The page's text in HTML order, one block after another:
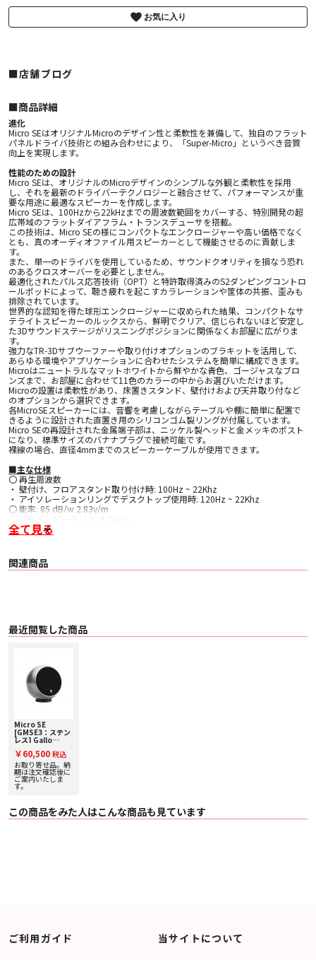
お気に入り
■店舗ブログ
■︎商品詳細
進化
Micro SEはオリジナルMicroのデザイン性と柔軟性を兼備して、独自のフラット
パネルドライバ技術との組み合わせにより、「Super-Micro」というべき音質
向上を実現します。
性能のための設計
Micro SEは、オリジナルのMicroデザインのシンプルな外観と柔軟性を採用
し、それを最新のドライバーテクノロジーと融合させて、パフォーマンスが重
要な用途に最適なスピーカーを作成します。
Micro SEは、100Hzから22kHzまでの周波数範囲をカバーする、特別開発の超
広帯域のフラットダイアフラム・トランスデューサを搭載。
この技術は、Micro SEの様にコンパクトなエンクロージャーや高い価格でなく
とも、真のオーディオファイル用スピーカーとして機能させるのに貢献しま
す。
また、単一のドライバを使用しているため、サウンドクオリティを損なう恐れ
のあるクロスオーバーを必要としません。
最適化されたパルス応答技術（OPT）と特許取得済みのS2ダンピングコントロ
ールポッドによって、聴き疲れを起こすカラレーションや筐体の共振、歪みも
排除されています。
世界的な認知を得た球形エンクロージャーに収められた結果、コンパクトなサ
テライトスピーカーのルックスから、鮮明でクリア、信じられないほど安定し
た3Dサウンドステージがリスニングポジションに関係なくお部屋に広がりま
す。
強力なTR-3Dサブウーファーや取り付けオプションのブラキットを活用して、
あらゆる環境やアプリケーションに合わせたシステムを簡単に構成できます。
Microはニュートラルなマットホワイトから鮮やかな青色、ゴージャスなブロ
ンズまで、お部屋に合わせて11色のカラーの中からお選びいただけます。
Microの設置は柔軟性があり、床置きスタンド、壁付けおよび天井取り付など
のオプションから選択できます。
各MicroSEスピーカーには、音響を考慮しながらテーブルや棚に簡単に配置で
きるように設計された直置き用のシリコンゴム製リングが付属しています。
Micro SEの再設計された金属端子部は、ニッケル製ヘッドと金メッキのポスト
になり、標準サイズのバナナプラグで接続可能です。
裸線の場合、直径4mmまでのスピーカーケーブルが使用できます。
■主な仕様
〇 再生周波数
・ 壁付け、フロアスタンド取り付け時: 100Hz ~ 22Khz
・ アイソレーションリングでデスクトップ使用時: 120Hz ~ 22Khz
〇 能率: 85 dB/w 2.83v/m
〇 最大入力 : 60 W (80-120Hz低域カット時：125 W)
〇 フロアスタンド取り付け時の高さ: 91.5 cm
〇 クロスオーバー: なし
〇 サイズ: 102mmφ
全て見る
関連商品
最近閲覧した商品
Micro SE
[GMSE3：ステン
レス] Gallo
ロアコースティッ
クス] 単品スピー
カー
￥60,500 税込
お取り寄せ品。納
期は注文確認後に
ご案内いたしま
す。
この商品をみた人はこんな商品も見ています
ご利用ガイド 当サイトについて